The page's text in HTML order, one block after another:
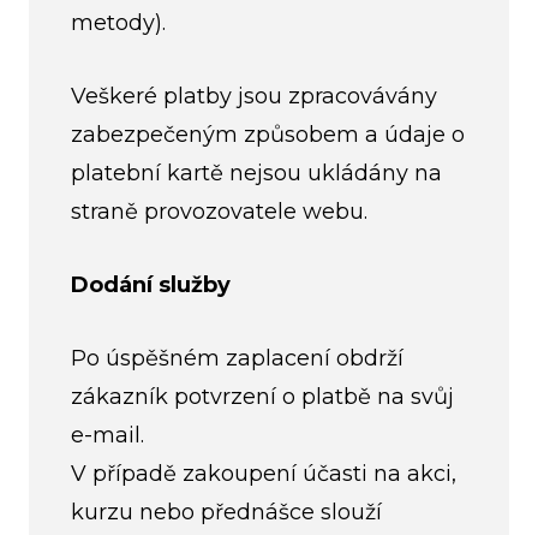
metody).
Veškeré platby jsou zpracovávány
zabezpečeným způsobem a údaje o
platební kartě nejsou ukládány na
straně provozovatele webu.
Dodání služby
Po úspěšném zaplacení obdrží
zákazník potvrzení o platbě na svůj
e-mail.
V případě zakoupení účasti na akci,
kurzu nebo přednášce slouží